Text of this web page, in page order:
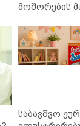
როდის არის
და როგორია
მოშორების
უსაფრთხო